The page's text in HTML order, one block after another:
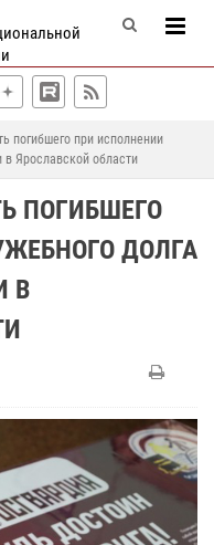
погибшего при исполнении
Ярославской области
ПОГИБШЕГО
ДОЛГА
В